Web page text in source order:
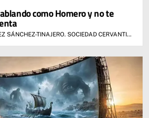
como Homero y no te
CONSTANTINO LÓPEZ SÁNCHEZ-TINAJERO. SOCIEDAD CERVANTINA DE ALCÁZAR DE SAN JUAN